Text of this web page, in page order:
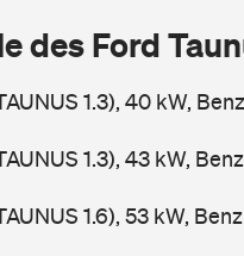
des Ford
1.3), 40 kW,
1.3), 43 kW,
1.6), 53 kW,